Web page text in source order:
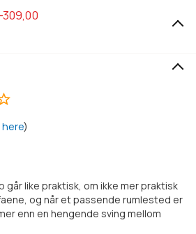
-309,00
here)
går like praktisk, om ikke mer praktisk
og når et passende rumlested er
enn en hengende sving mellom